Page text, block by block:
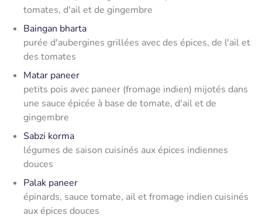
tomates, d'ail et de gingembre
Baingan bharta
purée d'aubergines grillées avec des épices, de l'ail et
des tomates
Matar paneer
petits pois avec paneer (fromage indien) mijotés dans
une sauce épicée à base de tomate, d'ail et de
gingembre
Sabzi korma
légumes de saison cuisinés aux épices indiennes
douces
Palak paneer
épinards, sauce tomate, ail et fromage indien cuisinés
aux épices douces